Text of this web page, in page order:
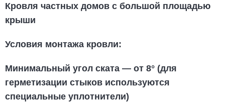
Кровля частных домов с большой площадью
крыши
Условия монтажа кровли:
Минимальный угол ската — от 8° (для
герметизации стыков используются
специальные уплотнители)